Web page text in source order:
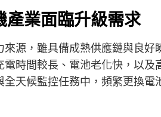
業面臨升級需求
源，雖具備成熟供應鏈與良好
時間較長、電池老化快，以及
天候監控任務中，頻繁更換電